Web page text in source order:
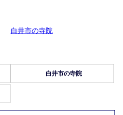
白井市の寺院
白井市の寺院